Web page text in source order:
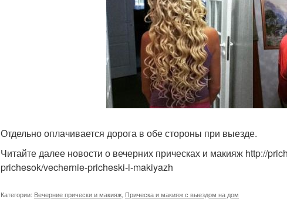
Отдельно оплачивается дорога в обе стороны при выезде.
Читайте далее новости о вечерних прическах и макияж http://
prichesok/vechernie-pricheski-i-makiyazh
Категории: Вечерние прически и макияж Прическа и макияж с выездом на дом